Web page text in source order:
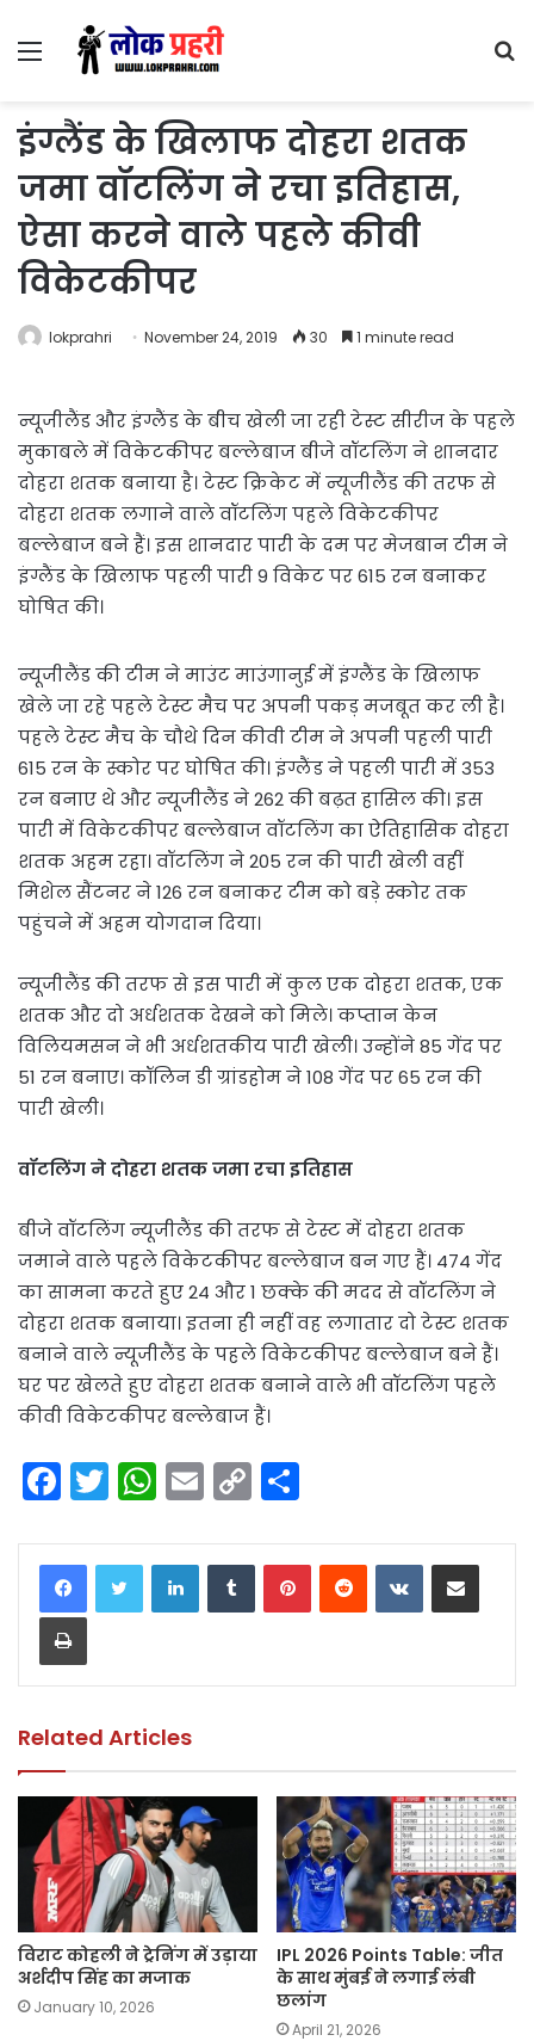
Menu
इंग्लैंड के खिलाफ दोहरा शतक
जमा वॉटलिंग ने रचा इतिहास,
ऐसा करने वाले पहले कीवी
विकेटकीपर
lokprahri November 24, 2019 30 1 minute read
न्यूजीलैंड और इंग्लैंड के बीच खेली जा रही टेस्ट सीरीज के पहले
मुकाबले में विकेटकीपर बल्लेबाज बीजे वॉटलिंग ने शानदार
दोहरा शतक बनाया है। टेस्ट क्रिकेट में न्यूजीलैंड की तरफ से
दोहरा शतक लगाने वाले वॉटलिंग पहले विकेटकीपर
बल्लेबाज बने हैं। इस शानदार पारी के दम पर मेजबान टीम ने
इंग्लैंड के खिलाफ पहली पारी 9 विकेट पर 615 रन बनाकर
घोषित की।
न्यूजीलैंड की टीम ने माउंट माउंगानुई में इंग्लैंड के खिलाफ
खेले जा रहे पहले टेस्ट मैच पर अपनी पकड़ मजबूत कर ली है।
पहले टेस्ट मैच के चौथे दिन कीवी टीम ने अपनी पहली पारी
615 रन के स्कोर पर घोषित की। इंग्लैंड ने पहली पारी में 353
रन बनाए थे और न्यूजीलैंड ने 262 की बढ़त हासिल की। इस
पारी में विकेटकीपर बल्लेबाज वॉटलिंग का ऐतिहासिक दोहरा
शतक अहम रहा। वॉटलिंग ने 205 रन की पारी खेली वहीं
मिशेल सैंटनर ने 126 रन बनाकर टीम को बड़े स्कोर तक
पहुंचने में अहम योगदान दिया।
न्यूजीलैंड की तरफ से इस पारी में कुल एक दोहरा शतक, एक
शतक और दो अर्धशतक देखने को मिले। कप्तान केन
विलियमसन ने भी अर्धशतकीय पारी खेली। उन्होंने 85 गेंद पर
51 रन बनाए। कॉलिन डी ग्रांडहोम ने 108 गेंद पर 65 रन की
पारी खेली।
वॉटलिंग ने दोहरा शतक जमा रचा इतिहास
बीजे वॉटलिंग न्यूजीलैंड की तरफ से टेस्ट में दोहरा शतक
जमाने वाले पहले विकेटकीपर बल्लेबाज बन गए हैं। 474 गेंद
का सामना करते हुए 24 और 1 छक्के की मदद से वॉटलिंग ने
दोहरा शतक बनाया। इतना ही नहीं वह लगातार दो टेस्ट शतक
बनाने वाले न्यूजीलैंड के पहले विकेटकीपर बल्लेबाज बने हैं।
घर पर खेलते हुए दोहरा शतक बनाने वाले भी वॉटलिंग पहले
कीवी विकेटकीपर बल्लेबाज हैं।
F
c
e
b
o
k
T
itt
er
W
a
ts
p
E
ai
l
C
p
y
n
ar
e
LinkedInTumblrPinterestReddit VKontakteShare via Email
Print
Related Articles
विराट कोहली ने ट्रेनिंग में उड़ाया
अर्शदीप सिंह का मजाक
January 10, 2026
IPL 2026 Points Table: जीत
के साथ मुंबई ने लगाई लंबी
छलांग
April 21, 2026